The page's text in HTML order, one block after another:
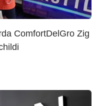
ComfortDelGro Zig